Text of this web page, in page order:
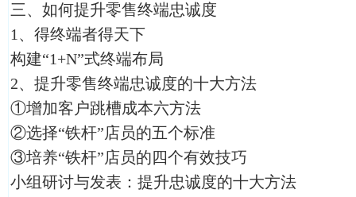
三、如何提升零售终端忠诚度
1、得终端者得天下
构建“1+N”式终端布局
2、提升零售终端忠诚度的十大方法
①增加客户跳槽成本六方法
②选择“铁杆”店员的五个标准
③培养“铁杆”店员的四个有效技巧
小组研讨与发表：提升忠诚度的十大方法